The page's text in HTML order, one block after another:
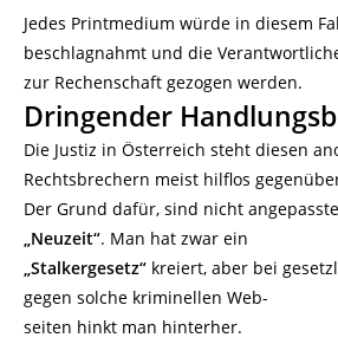
Jedes Printmedium würde in diesem
beschlagnahmt und die
zur Rechenschaft gezogen werden.
Dringender
Die Justiz in Österreich steht diesen
Rechtsbrechern meist hilflos
Der Grund dafür, sind nicht
„Neuzeit“. Man hat zwar ein
„Stalkergesetz“ kreiert, aber bei
gegen solche kriminellen Web-
seiten hinkt man hinterher.